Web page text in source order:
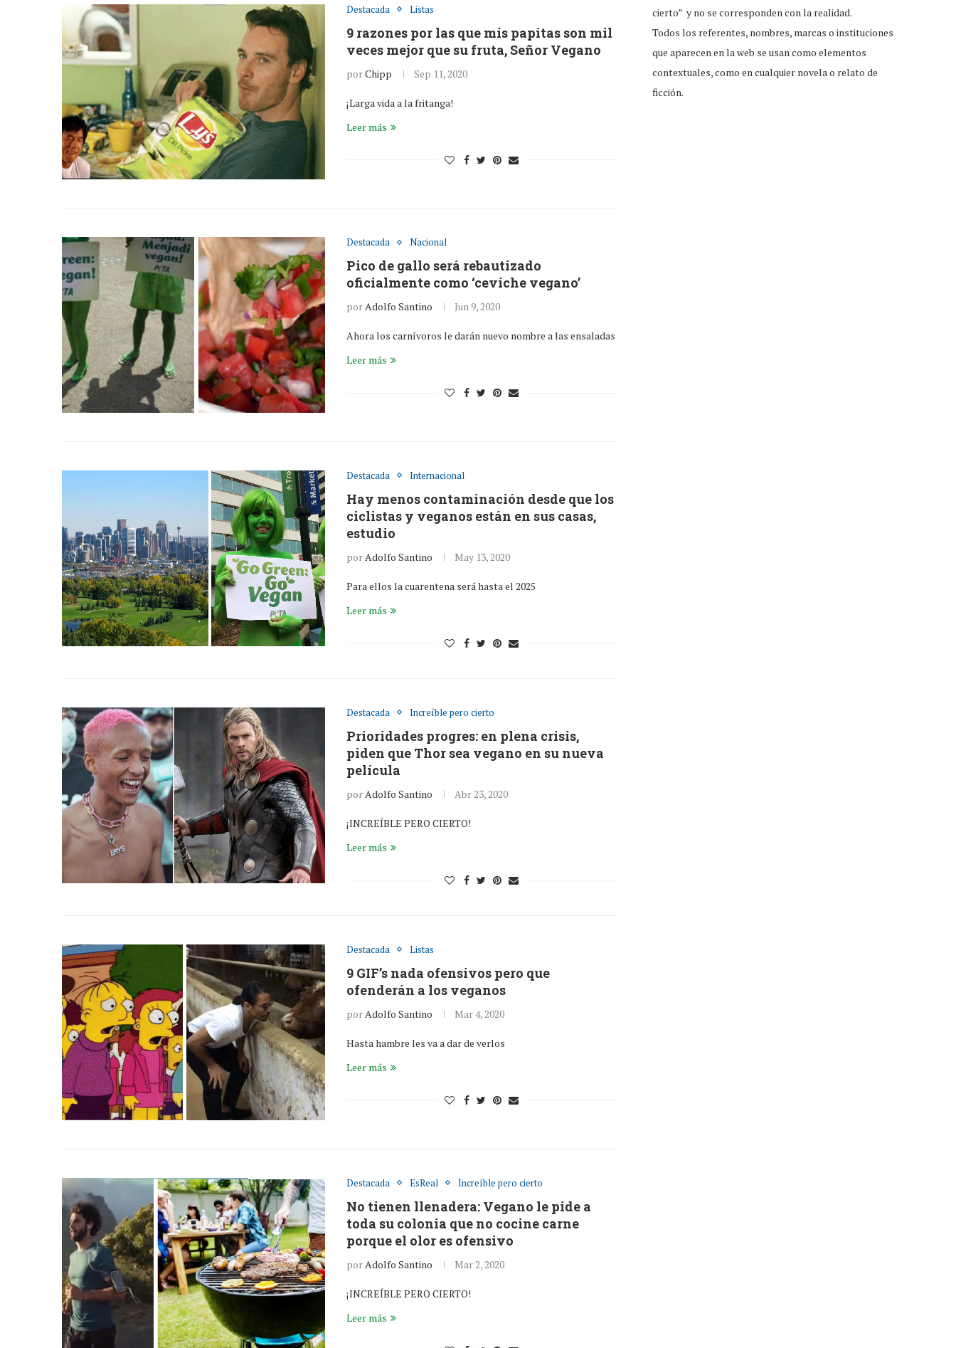
Destacada Listas
9 razones por las que mis papitas son mil
veces mejor que su fruta, Señor Vegano
porChipp Sep 11, 2020
¡Larga vida a la fritanga!
Leer más
Destacada Nacional
Pico de gallo será rebautizado
oficialmente como ‘ceviche vegano’
porAdolfo Santino Jun 9, 2020
Ahora los carnívoros le darán nuevo nombre a las ensaladas
Leer más
Destacada Internacional
Hay menos contaminación desde que los
ciclistas y veganos están en sus casas,
estudio
porAdolfo Santino May 13, 2020
Para ellos la cuarentena será hasta el 2025
Leer más
Destacada Increíble pero cierto
Prioridades progres: en plena crisis,
piden que Thor sea vegano en su nueva
película
porAdolfo Santino Abr 23, 2020
¡INCREÍBLE PERO CIERTO!
Leer más
Destacada Listas
9 GIF’s nada ofensivos pero que
ofenderán a los veganos
porAdolfo Santino Mar 4, 2020
Hasta hambre les va a dar de verlos
Leer más
Destacada EsReal Increíble pero cierto
No tienen llenadera: Vegano le pide a
toda su colonia que no cocine carne
porque el olor es ofensivo
por Adolfo Santino Mar 2, 2020
¡INCREÍBLE PERO CIERTO!
Leer más
cierto” y no se corresponden con la realidad.
Todos los referentes, nombres, marcas o instituciones
que aparecen en la web se usan como elementos
contextuales, como en cualquier novela o relato de
ficción.